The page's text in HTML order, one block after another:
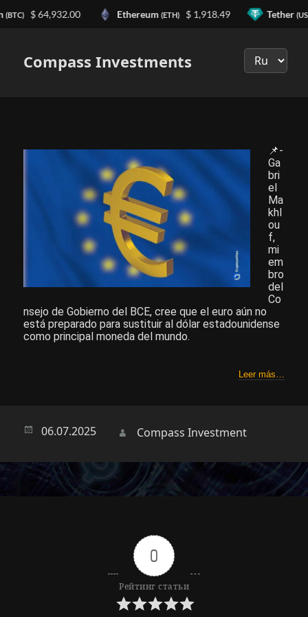
Compass Investments
📌-
Ga
bri
el
Ma
khl
ou
f,
mi
em
bro
del
Co
nsejo de Gobierno del BCE, cree que el euro aún no
está preparado para sustituir al dólar estadounidense
como principal moneda del mundo.
Leer más…
06.07.2025 Автор
Compass Investment
0
Рейтинг статьи
(BTC) $ 64,932.00 Ethereum (ETH) $ 1,918.49 Tether